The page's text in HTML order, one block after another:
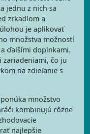
jednu z nich sa
zrkadlom a
je aplikovať
množstva možností
ďalšími doplnkami.
zariadeniami, čo ju
na zdieľanie s
množstvo
kombinujú rôzne
najlepšie